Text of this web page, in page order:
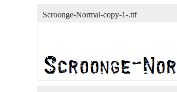
Scroonge-Normal-copy-1-.ttf